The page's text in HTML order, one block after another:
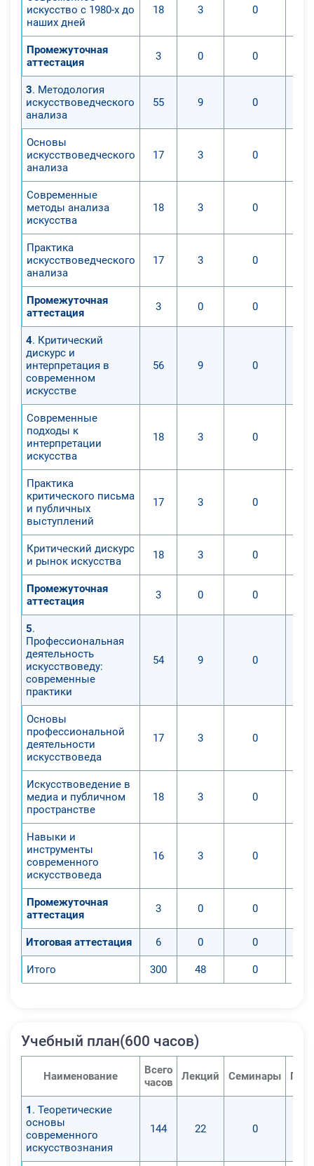
искусство с 1980-х до
наших дней
18 3 0
Промежуточная
аттестация
3 0 0
3. Методология
искусствоведческого
анализа
55 9 0
Основы
искусствоведческого
анализа
17 3 0
Современные
методы анализа
искусства
18 3 0
Практика
искусствоведческого
анализа
17 3 0
Промежуточная
аттестация
3 0 0
4. Критический
дискурс и
интерпретация в
современном
искусстве
56 9 0
Современные
подходы к
интерпретации
искусства
18 3 0
Практика
критического письма
и публичных
выступлений
17 3 0
Критический дискурс
и рынок искусства
18 3 0
Промежуточная
аттестация
3 0 0
5.
Профессиональная
деятельность
искусствоведу:
современные
практики
54 9 0
Основы
профессиональной
деятельности
искусствоведа
17 3 0
Искусствоведение в
медиа и публичном
пространстве
18 3 0
Навыки и
инструменты
современного
искусствоведа
16 3 0
Промежуточная
аттестация
3 0 0
Итоговая аттестация 6 0 0
Итого 300 48 0
Учебный план(600 часов)
Наименование
Всего
часов
Лекций Семинары
1 . Теоретические
основы
современного
искусствознания
144 22 0